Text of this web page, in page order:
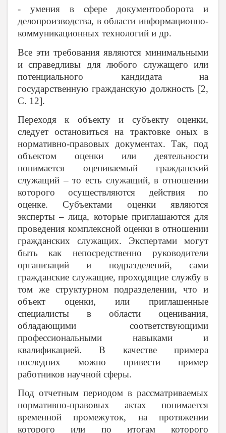
- умения в сфере документооборота и
делопроизводства, в области информационно-
коммуникационных технологий и др.
Все эти требования являются минимальными
и справедливы для любого служащего или
потенциального кандидата на
государственную гражданскую должность [2,
C. 12].
Переходя к объекту и субъекту оценки,
следует остановиться на трактовке оных в
нормативно-правовых документах. Так, под
объектом оценки или деятельности
понимается оцениваемый гражданский
служащий – то есть служащий, в отношении
которого осуществляются действия по
оценке. Субъектами оценки являются
эксперты – лица, которые приглашаются для
проведения комплексной оценки в отношении
гражданских служащих. Экспертами могут
быть как непосредственно руководители
организаций и подразделений, сами
гражданские служащие, проходящие службу в
том же структурном подразделении, что и
объект оценки, или приглашенные
специалисты в области оценивания,
обладающими соответствующими
профессиональными навыками и
квалификацией. В качестве примера
последних можно привести пример
работников научной сферы.
Под отчетным периодом в рассматриваемых
нормативно-правовых актах понимается
временной промежуток, на протяжении
которого или по итогам которого